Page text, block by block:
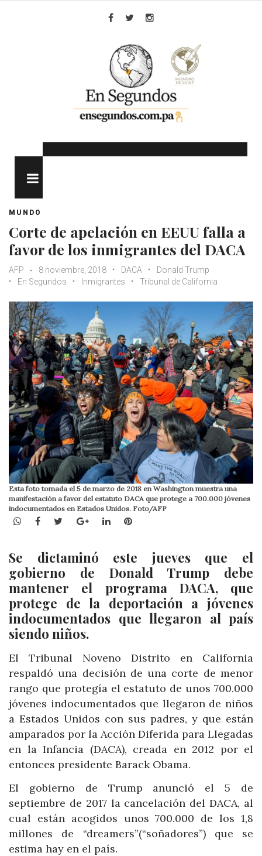
MUNDO
Corte de apelación en EEUU falla a
favor de los inmigrantes del DACA
AFP 8 noviembre, 2018 DACA
Donald Trump
En Segundos
Inmigrantes Tribunal de California
Esta foto tomada el 5 de marzo de 2018 en Washington muestra una
manifestación a favor del estatuto DACA que protege a 700.000 jóvenes
indocumentados en Estados Unidos. Foto/AFP
WhatsApp
Facebook
TwitterGoogle+LinkedInPinterest
Se dictaminó este jueves que el
gobierno de Donald Trump debe
mantener el programa DACA, que
protege de la deportación a jóvenes
indocumentados que llegaron al país
siendo niños.
El Tribunal Noveno Distrito en California
respaldó una decisión de una corte de menor
rango que protegía el estatuto de unos 700.000
jóvenes indocumentados que llegaron de niños
a Estados Unidos con sus padres, y que están
amparados por la Acción Diferida para Llegadas
en la Infancia (DACA), creada en 2012 por el
entonces presidente Barack Obama.
El gobierno de Trump anunció el 5 de
septiembre de 2017 la cancelación del DACA, al
cual están acogidos unos 700.000 de los 1,8
millones de “dreamers”(“soñadores”) que se
estima hay en el país.